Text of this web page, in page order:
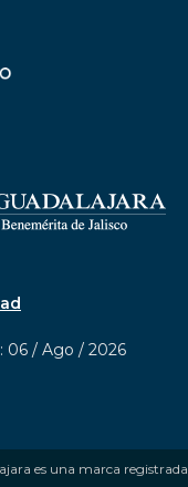
06 / Ago / 2026
es una marca registrada.